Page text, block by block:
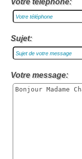
Votre téléphone:
Sujet:
Votre message: